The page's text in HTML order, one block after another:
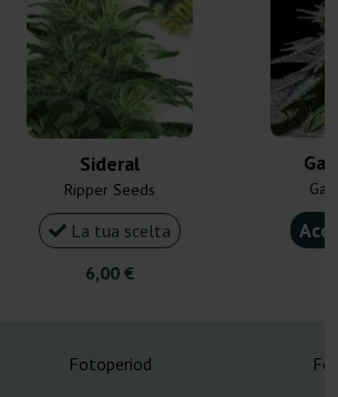
Sideral
Ripper Seeds
La tua scelta
6,00 €
Fotoperiod